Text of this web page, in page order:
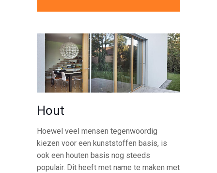
Hout
Hoewel veel mensen tegenwoordig
kiezen voor een kunststoffen basis, is
ook een houten basis nog steeds
populair. Dit heeft met name te maken met